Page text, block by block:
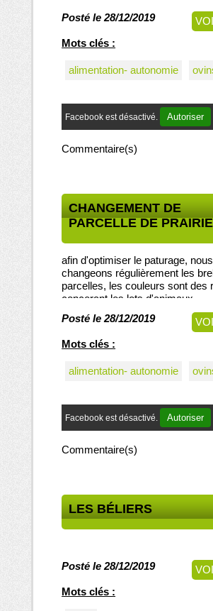
Posté le 28/12/2019
Mots clés :
alimentation- autonomie
Facebook est désactivé. Autoriser
Commentaire(s)
CHANGEMENT DE
PARCELLE DE PRAIRIE
afin d'optimiser le paturage, nous
changeons régulièrement les
parcelles, les couleurs sont des
concerant les lots d'animaux.
Posté le 28/12/2019
Mots clés :
alimentation- autonomie
Facebook est désactivé. Autoriser
Commentaire(s)
LES BÉLIERS
Posté le 28/12/2019
Mots clés :